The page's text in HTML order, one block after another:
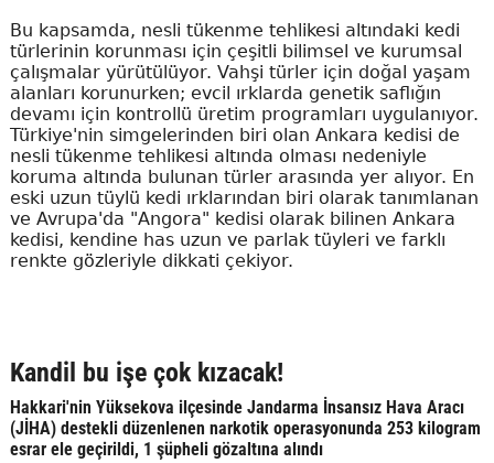
Bu kapsamda, nesli tükenme tehlikesi altındaki kedi
türlerinin korunması için çeşitli bilimsel ve kurumsal
çalışmalar yürütülüyor. Vahşi türler için doğal yaşam
alanları korunurken; evcil ırklarda genetik saflığın
devamı için kontrollü üretim programları uygulanıyor.
Türkiye'nin simgelerinden biri olan Ankara kedisi de
nesli tükenme tehlikesi altında olması nedeniyle
koruma altında bulunan türler arasında yer alıyor. En
eski uzun tüylü kedi ırklarından biri olarak tanımlanan
ve Avrupa'da "Angora" kedisi olarak bilinen Ankara
kedisi, kendine has uzun ve parlak tüyleri ve farklı
renkte gözleriyle dikkati çekiyor.
Kandil bu işe çok kızacak!
Hakkari'nin Yüksekova ilçesinde Jandarma İnsansız Hava Aracı
(JİHA) destekli düzenlenen narkotik operasyonunda 253 kilogram
esrar ele geçirildi, 1 şüpheli gözaltına alındı